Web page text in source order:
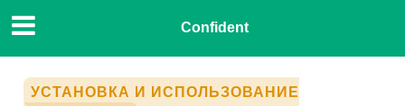
Confident
УСТАНОВКА И ИСПОЛЬЗОВАНИЕ